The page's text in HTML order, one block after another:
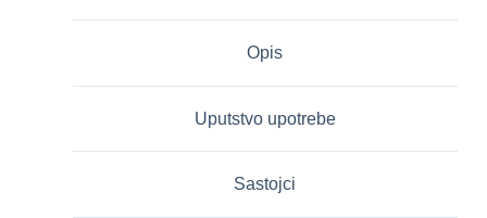
Opis
Uputstvo upotrebe
Sastojci